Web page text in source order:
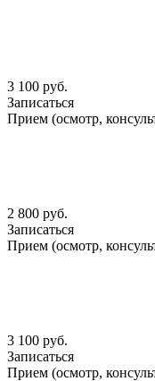
3 100 руб.
Записаться
Прием (осмотр,
2 800 руб.
Записаться
Прием (осмотр,
3 100 руб.
Записаться
Прием (осмотр,